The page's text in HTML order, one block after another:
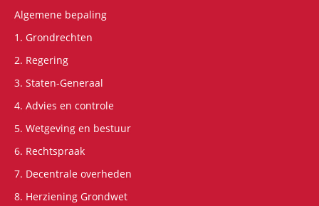
Algemene bepaling
1. Grondrechten
2. Regering
3. Staten-Generaal
4. Advies en controle
5. Wetgeving en bestuur
6. Rechtspraak
7. Decentrale overheden
8. Herziening Grondwet